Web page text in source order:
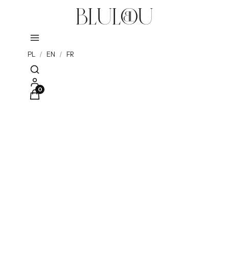
PL / EN / FR
Otwórz wyszukiwarkę
Produkty w koszyku: 0. Zobacz szczegóły